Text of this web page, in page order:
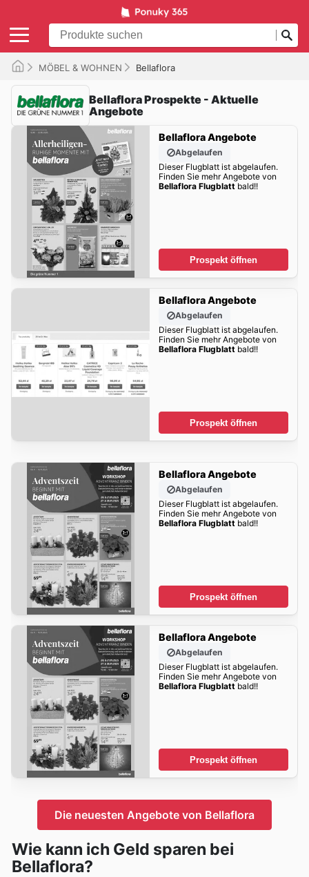
MÖBEL & WOHNEN Bellaflora
Bellaflora Prospekte - Aktuelle
Angebote
Bellaflora Angebote
Abgelaufen
Dieser Flugblatt ist abgelaufen.
Finden Sie mehr Angebote von
Bellaflora Flugblattbald!!
Prospekt öffnen
Bellaflora Angebote
Abgelaufen
Dieser Flugblatt ist abgelaufen.
Finden Sie mehr Angebote von
Bellaflora Flugblattbald!!
Prospekt öffnen
Bellaflora Angebote
Abgelaufen
Dieser Flugblatt ist abgelaufen.
Finden Sie mehr Angebote von
Bellaflora Flugblattbald!!
Prospekt öffnen
Bellaflora Angebote
Abgelaufen
Dieser Flugblatt ist abgelaufen.
Finden Sie mehr Angebote von
Bellaflora Flugblattbald!!
Prospekt öffnen
Die neuesten Angebote von Bellaflora
Wie kann ich Geld sparen bei
Bellaflora?